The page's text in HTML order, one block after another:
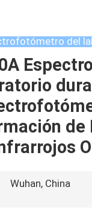
del
de
Wuhan, China